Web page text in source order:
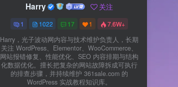
Harry 关注
1 1022 17 1 7.6W+
Harry，光子波动网内容与技术维护负责人，长期
关注 WordPress、Elementor、WooCommerce、
网站报错修复、性能优化、SEO 内容排期与结构
化数据优化。擅长把复杂的网站故障拆成可执行
的排查步骤，并持续维护 361sale.com 的
WordPress 实战教程知识库。